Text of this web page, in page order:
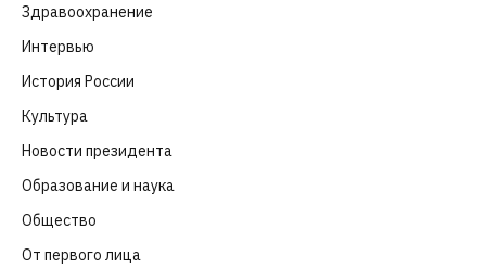
Здравоохранение
Интервью
История России
Культура
Новости президента
Образование и наука
Общество
От первого лица